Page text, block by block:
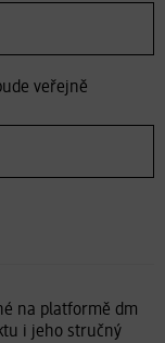
veřejně
na platformě dm
i jeho stručný